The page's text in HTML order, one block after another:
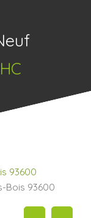
93600
Bois 93600